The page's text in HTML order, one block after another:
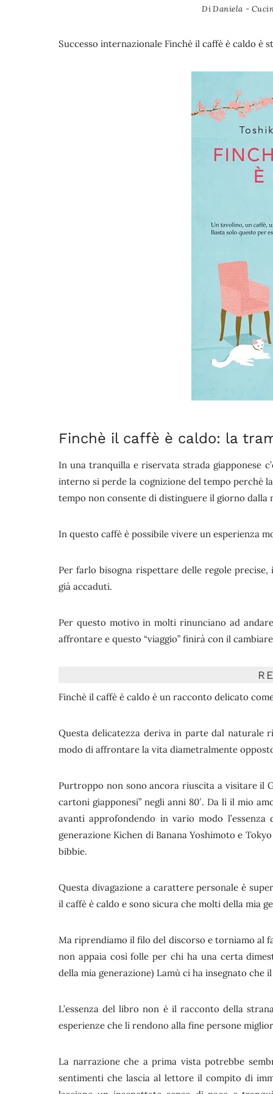
DiDaniela -
Successo internazionale Finchè il caffè è caldo è
Finchè il caffè è caldo: la
In una tranquilla e riservata strada giapponese
interno si perde la cognizione del tempo perchè
tempo non consente di distinguere il giorno dalla
In questo caffè è possibile vivere un esperienza
Per farlo bisogna rispettare delle regole
già accaduti.
Per questo motivo in molti rinunciano ad
affrontare e questo “viaggio” finirà con il
Finchè il caffè è caldo è un racconto delicato
Questa delicatezza deriva in parte dal naturale
modo di affrontare la vita diametralmente
Purtroppo non sono ancora riuscita a visitare il
cartoni giapponesi” negli anni 80′. Da lì il mio
avanti approfondendo in vario modo
generazione Kichen di Banana Yoshimoto e
bibbie.
Questa divagazione a carattere personale è
il caffè è caldo e sono sicura che molti della mia
Ma riprendiamo il filo del discorso e torniamo al
non appaia così folle per chi ha una certa
della mia generazione) Lamù ci ha insegnato
L’essenza del libro non è il racconto della
esperienze che li rendono alla fine persone
La narrazione che a prima vista potrebbe
sentimenti che lascia al lettore il compito di